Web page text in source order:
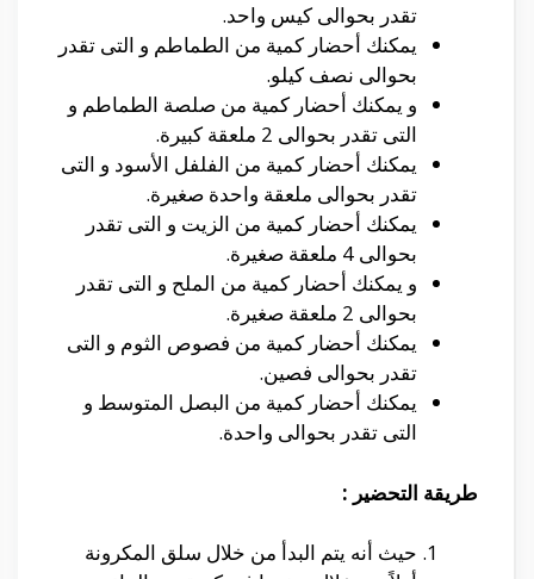
تقدر بحوالى كيس واحد.
يمكنك أحضار كمية من الطماطم و التى تقدر
بحوالى نصف كيلو.
و يمكنك أحضار كمية من صلصة الطماطم و
التى تقدر بحوالى 2 ملعقة كبيرة.
يمكنك أحضار كمية من الفلفل الأسود و التى
تقدر بحوالى ملعقة واحدة صغيرة.
يمكنك أحضار كمية من الزيت و التى تقدر
بحوالى 4 ملعقة صغيرة.
و يمكنك أحضار كمية من الملح و التى تقدر
بحوالى 2 ملعقة صغيرة.
يمكنك أحضار كمية من فصوص الثوم و التى
تقدر بحوالى فصين.
يمكنك أحضار كمية من البصل المتوسط و
التى تقدر بحوالى واحدة.
طريقة التحضير :
حيث أنه يتم البدأ من خلال سلق المكرونة